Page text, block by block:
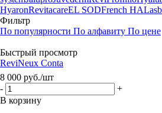
HyaronRevitacareEL SODFrench HA
Фильтр
По популярности По алфавиту По цене
Быстрый просмотр
ReviNeux Conta
8 000 руб./шт
-
+
В корзину